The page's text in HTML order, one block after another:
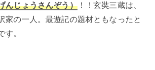
んじょうさんぞう）！！玄奘三蔵は、
家の一人。最遊記の題材ともなったと
す。